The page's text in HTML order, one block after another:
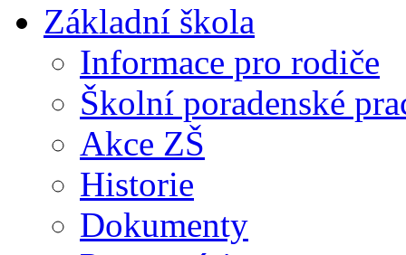
Základní škola
Informace pro rodiče
Školní poradenské
Akce ZŠ
Historie
Dokumenty